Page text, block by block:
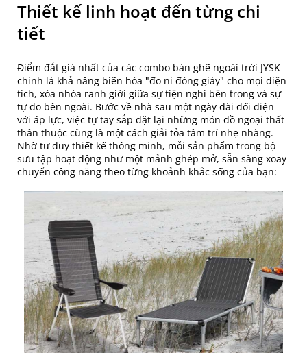
Thiết kế linh hoạt đến từng chi
tiết
Điểm đắt giá nhất của các combo bàn ghế ngoài trời JYSK
chính là khả năng biến hóa "đo ni đóng giày" cho mọi diện
tích, xóa nhòa ranh giới giữa sự tiện nghi bên trong và sự
tự do bên ngoài. Bước về nhà sau một ngày dài đối diện
với áp lực, việc tự tay sắp đặt lại những món đồ ngoại thất
thân thuộc cũng là một cách giải tỏa tâm trí nhẹ nhàng.
Nhờ tư duy thiết kế thông minh, mỗi sản phẩm trong bộ
sưu tập hoạt động như một mảnh ghép mở, sẵn sàng xoay
chuyển công năng theo từng khoảnh khắc sống của bạn: